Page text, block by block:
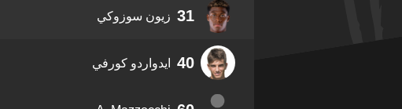
31 زيون سوزوكي
40 ايدواردو كورفي